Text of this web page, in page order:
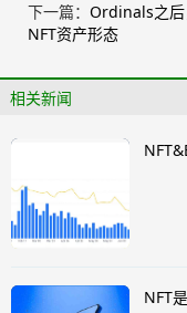
下一篇： Ordinals之
NFT资产形态
相关新闻
NFT